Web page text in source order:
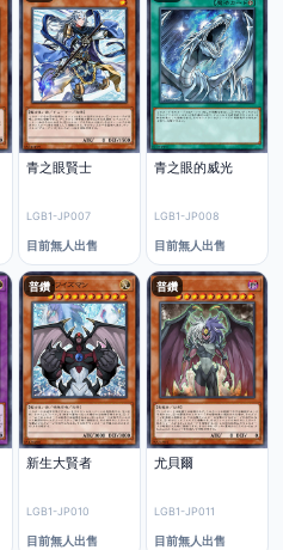
青之眼賢士
LGB1-JP007
目前無人出售
青之眼的威光
LGB1-JP008
目前無人出售
普鑽
新生大賢者
LGB1-JP010
目前無人出售
普鑽
尤貝爾
LGB1-JP011
目前無人出售